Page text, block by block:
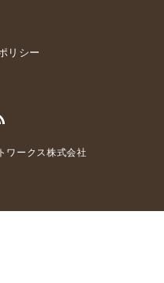
リシー
ワークス株式会社